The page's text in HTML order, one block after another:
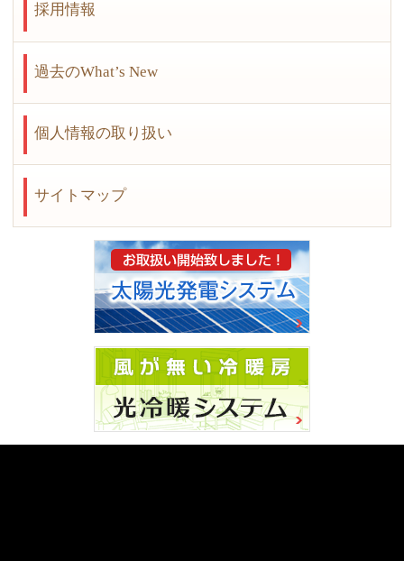
採用情報
過去のWhat’s New
個人情報の取り扱い
サイトマップ